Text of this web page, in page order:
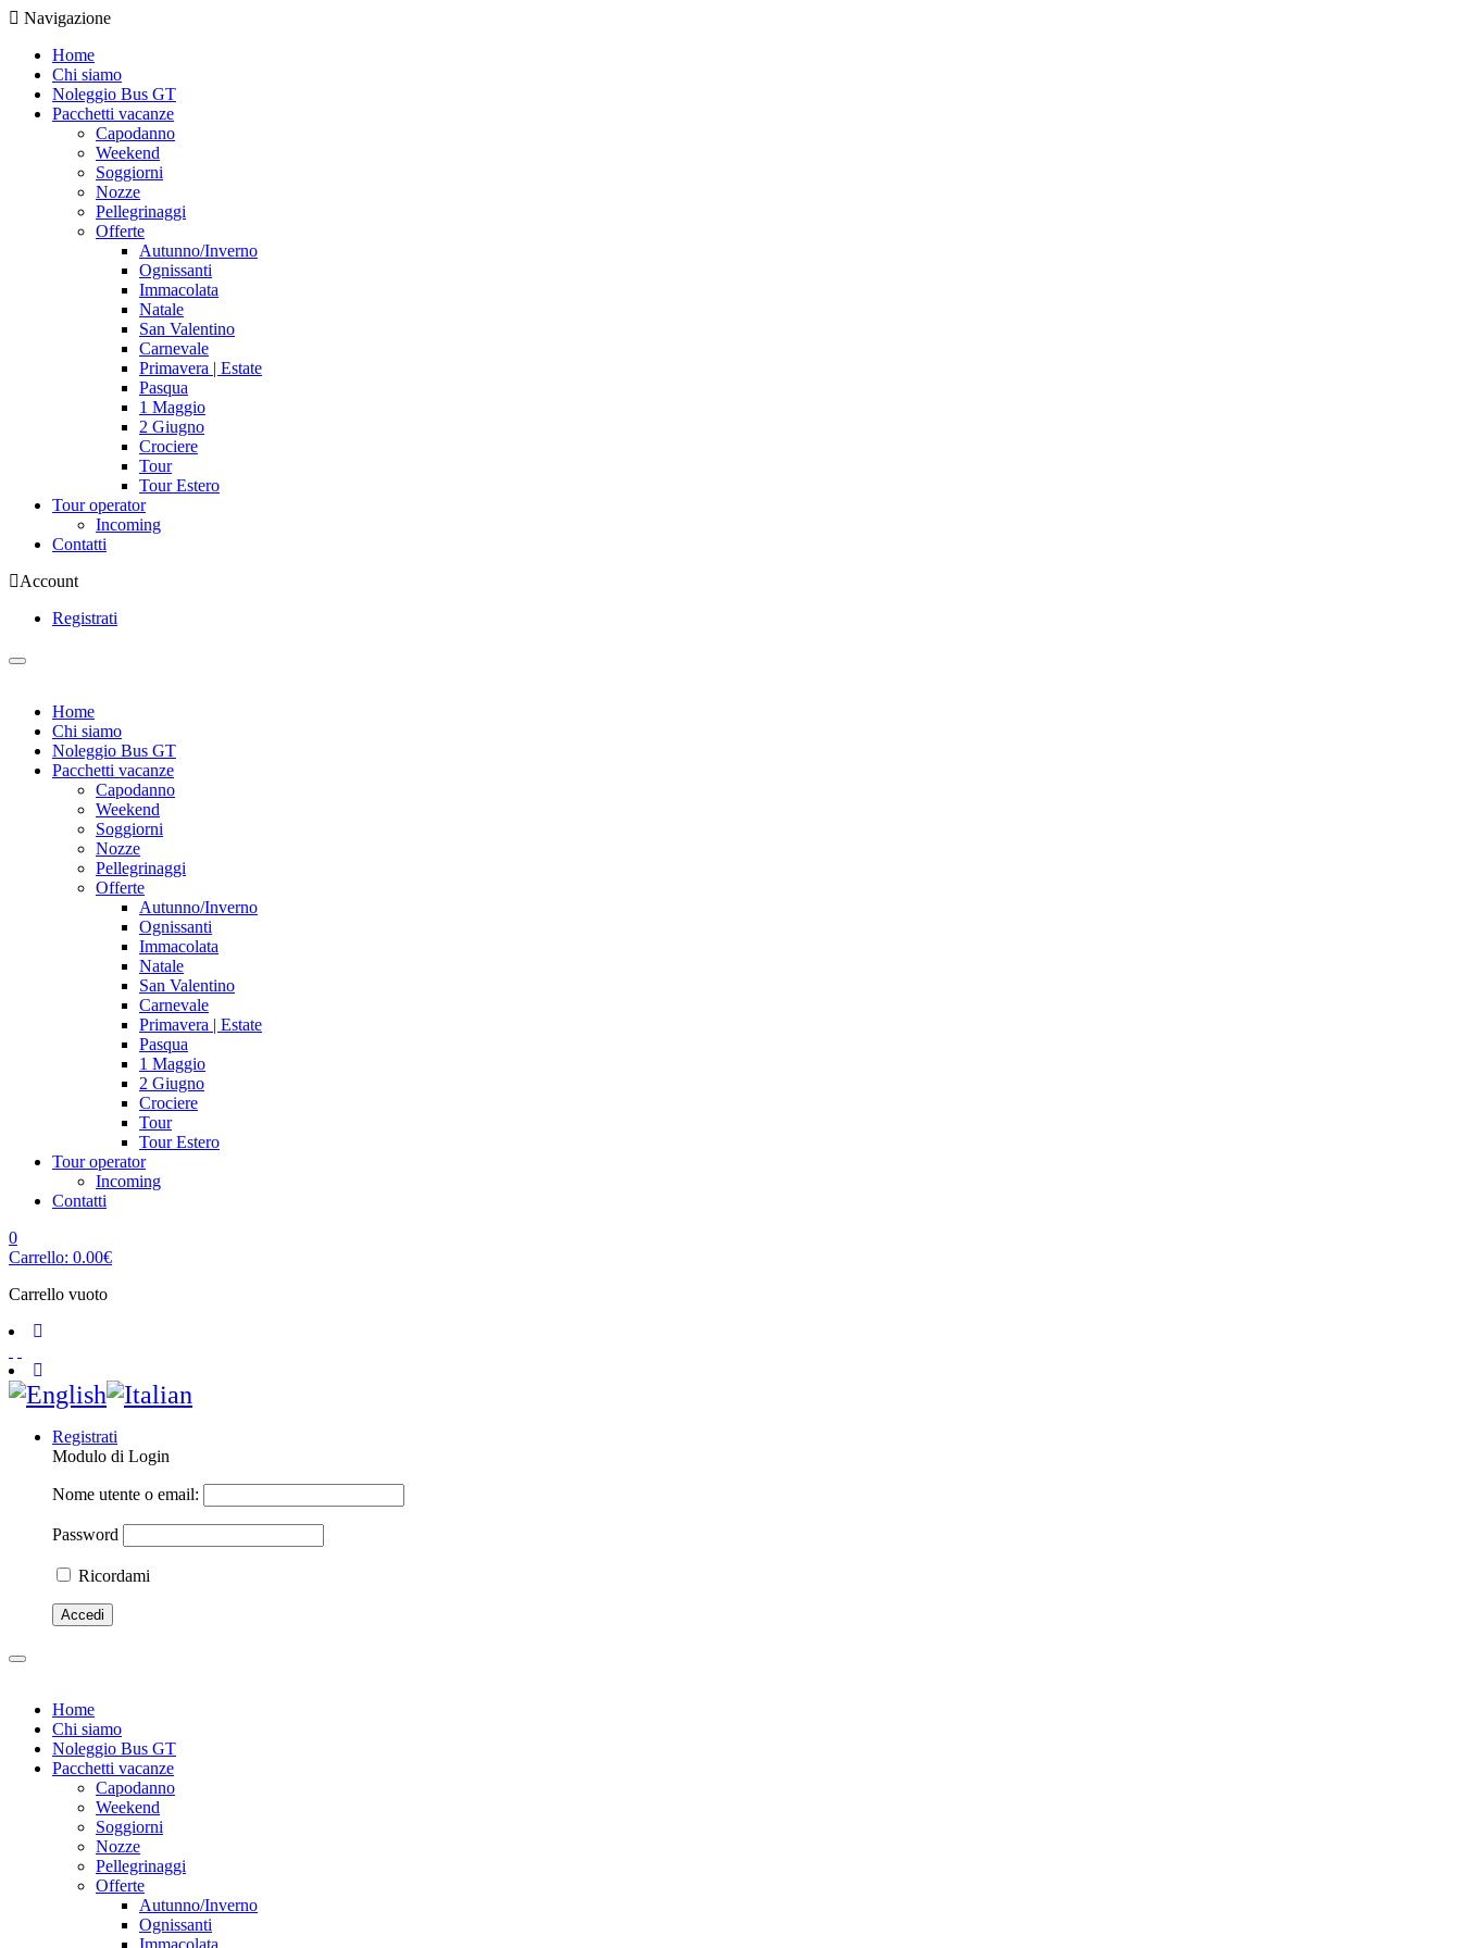
Navigazione
Home
Chi siamo
Noleggio Bus GT
Pacchetti vacanze
Capodanno
Weekend
Soggiorni
Nozze
Pellegrinaggi
Offerte
Autunno/Inverno
Ognissanti
Immacolata
Natale
San Valentino
Carnevale
Primavera | Estate
Pasqua
1 Maggio
2 Giugno
Crociere
Tour
Tour Estero
Tour operator
Incoming
Contatti
Account
Registrati
Home
Chi siamo
Noleggio Bus GT
Pacchetti vacanze
Capodanno
Weekend
Soggiorni
Nozze
Pellegrinaggi
Offerte
Autunno/Inverno
Ognissanti
Immacolata
Natale
San Valentino
Carnevale
Primavera | Estate
Pasqua
1 Maggio
2 Giugno
Crociere
Tour
Tour Estero
Tour operator
Incoming
Contatti
0
Carrello: 0.00€
Carrello vuoto
Registrati
Modulo di Login
Nome utente o email:
Password
Ricordami
Home
Chi siamo
Noleggio Bus GT
Pacchetti vacanze
Capodanno
Weekend
Soggiorni
Nozze
Pellegrinaggi
Offerte
Autunno/Inverno
Ognissanti
Immacolata